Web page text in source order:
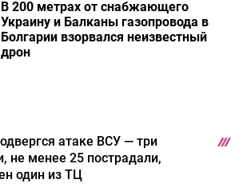
В 200 метрах от снабжающего
Украину и Балканы газопровода в
Болгарии взорвался неизвестный
дрон